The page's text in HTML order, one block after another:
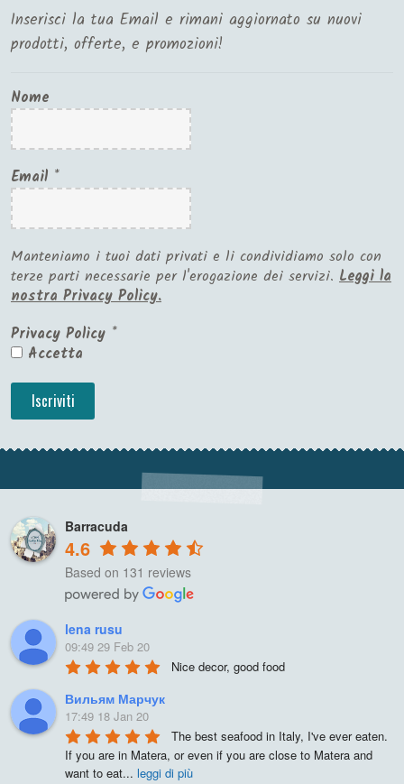
Inserisci la tua Email e rimani aggiornato su nuovi
prodotti, offerte, e promozioni!
Nome
Email *
Manteniamo i tuoi dati privati e li condividiamo solo con
terze parti necessarie per l'erogazione dei servizi. Leggi la
nostra Privacy Policy.
Privacy Policy *
Accetta
Barracuda
4.6
Based on 131 reviews
lena rusu
09:49 29 Feb 20
Nice decor, good food
Вильям Марчук
17:49 18 Jan 20
The best seafood in Italy, I've ever eaten.
If you are in Matera, or even if you are close to Matera and
want to eat... leggi di più